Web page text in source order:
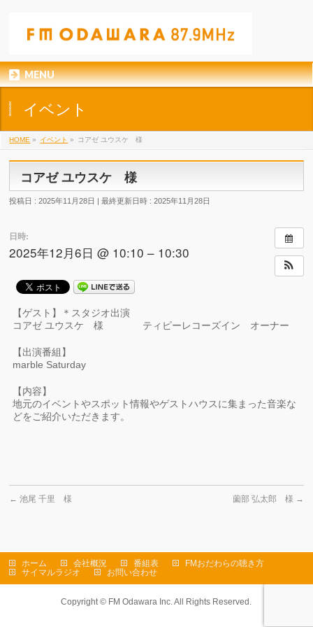
MENU
イベント
HOME » イベント » コアゼ ユウスケ 様
コアゼ ユウスケ 様
投稿日 : 2025年11月28日 最終更新日時 : 2025年11月28日
日時:
2025年12月6日 @ 10:10 – 10:30
【ゲスト】＊スタジオ出演
コアゼ ユウスケ 様 ティピーレコーズイン オーナー
【出演番組】
marble Saturday
【内容】
地元のイベントやスポット情報やゲストハウスに集まった音楽な
どをご紹介いただきます。
← 池尾 千里 様 薗部 弘太郎 様 →
ホーム 会社概況 番組表
FMおだわらの聴き方
サイマルラジオ
お問い合わせ
Copyright © FM Odawara Inc. All Rights Reserved.